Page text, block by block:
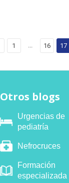
1 ... 16 17
Otros blogs
Urgencias de
pediatría
Nefrocruces
Formación
especializada